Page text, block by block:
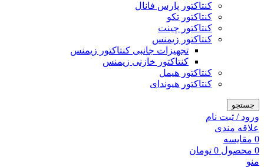
کنتاکتور پارس فانال
کنتاکتور تکو
کنتاکتور چینت
کنتاکتور زیمنس
تجهیزات جانبی کنتاکتور زیمنس
کنتاکتور خازنی زیمنس
کنتاکتور هیمل
کنتاکتور هیوندای
جستجو
ورود / ثبت نام
علاقه مندی
0 مقایسه
0 محصول 0 تومان
منو